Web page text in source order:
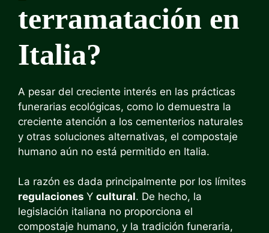
terramatación en
Italia?
A pesar del creciente interés en las prácticas
funerarias ecológicas, como lo demuestra la
creciente atención a los cementerios naturales
y otras soluciones alternativas, el compostaje
humano aún no está permitido en Italia.
La razón es dada principalmente por los límites
regulaciones Y cultural. De hecho, la
legislación italiana no proporciona el
compostaje humano, y la tradición funeraria,